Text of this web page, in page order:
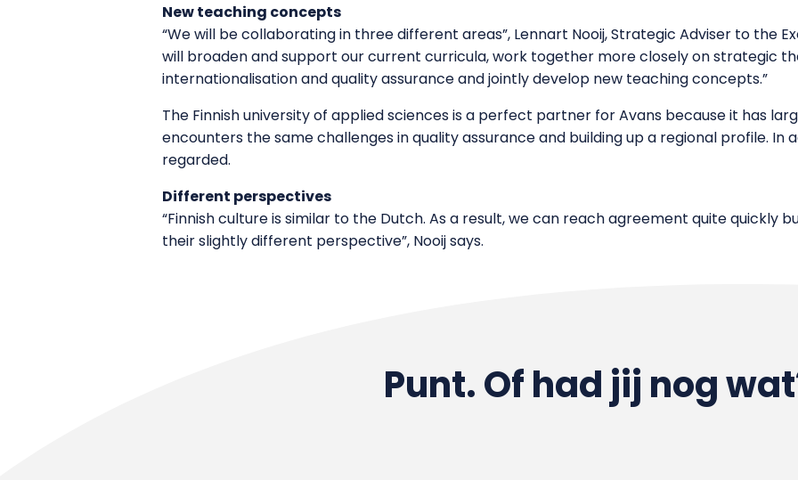
New teaching concepts
“We will be collaborating in three different areas”, Lennart Nooij, Strategic Adviser to the
will broaden and support our current curricula, work together more closely on strategic
internationalisation and quality assurance and jointly develop new teaching concepts.”
The Finnish university of applied sciences is a perfect partner for Avans because it has
encounters the same challenges in quality assurance and building up a regional profile. In
regarded.
Different perspectives
“Finnish culture is similar to the Dutch. As a result, we can reach agreement quite quickly
their slightly different perspective”, Nooij says.
Punt. Of had jij nog